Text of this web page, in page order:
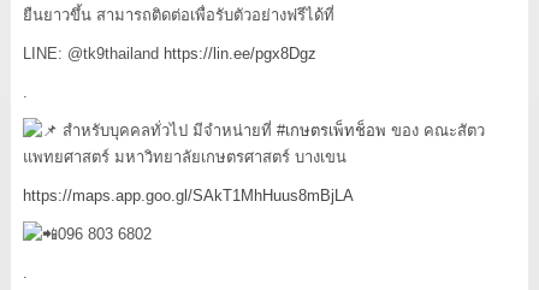
ยืนยาวขึ้น สามารถติดต่อเพื่อรับตัวอย่างฟรีได้ที่
LINE: @tk9thailand https://lin.ee/pgx8Dgz
.
สำหรับบุคคลทั่วไป มีจำหน่ายที่ #เกษตรเพ็ทช็อพ ของ คณะสัตว
แพทยศาสตร์ มหาวิทยาลัยเกษตรศาสตร์ บางเขน
https://maps.app.goo.gl/SAkT1MhHuus8mBjLA
096 803 6802
.